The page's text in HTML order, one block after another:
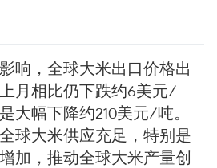
响，全球大米出口价格出
月相比仍下跌约6美元/
大幅下降约210美元/吨。
球大米供应充足，特别是
加，推动全球大米产量创